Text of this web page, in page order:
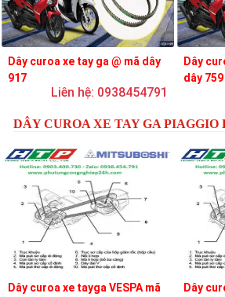
Dây curoa xe tay ga @ mã dây
917
Liên hệ: 0938454791
Dây
dây 759
DÂY CUROA XE TAY GA PIAGGIO
Dây curoa xe tayga VESPA mã
Dây